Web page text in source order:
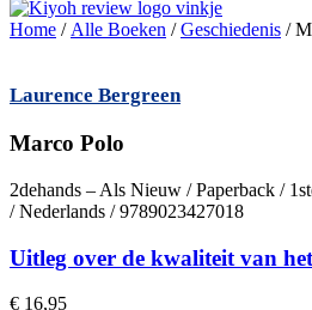
Home / Alle Boeken /Geschiedenis /
Laurence Bergreen
Marco Polo
2dehands – Als Nieuw / Paperback /
/ Nederlands / 9789023427018
Uitleg over de kwaliteit van
€ 16,95